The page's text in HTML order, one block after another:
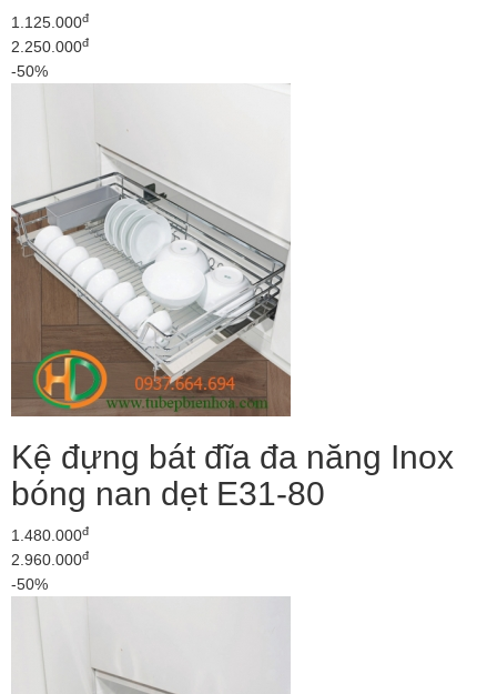
1.125.000đ
2.250.000đ
-50%
Kệ đựng bát đĩa đa năng Inox
bóng nan dẹt E31-80
1.480.000đ
2.960.000đ
-50%